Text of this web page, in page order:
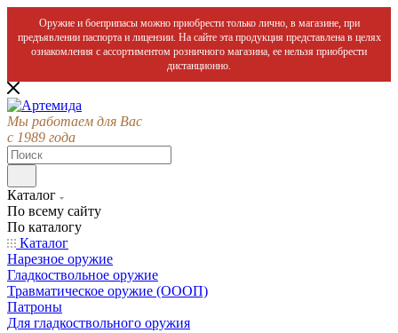
Оружие и боеприпасы можно приобрести только лично, в магазине, при
предъявлении паспорта и лицензии. На сайте эта продукция представлена в целях
ознакомления с ассортиментом розничного магазина, ее нельзя приобрести
дистанционно.
Мы работаем для Вас
с 1989 года
Каталог
По всему сайту
По каталогу
Каталог
Нарезное оружие
Гладкоствольное оружие
Травматическое оружие (ОООП)
Патроны
Для гладкоствольного оружия